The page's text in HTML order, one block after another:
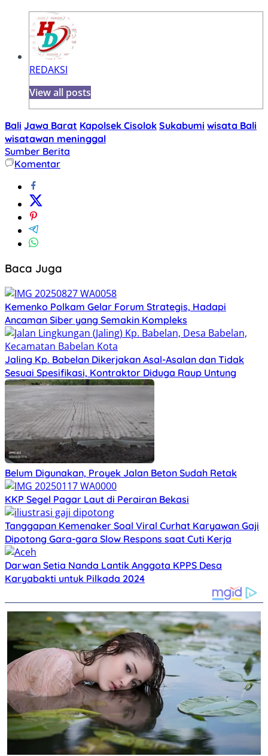
REDAKSI
View all posts
Bali Jawa Barat Kapolsek Cisolok Sukabumi wisata Bali
wisatawan meninggal
Sumber Berita
Komentar
Baca Juga
Kemenko Polkam Gelar Forum Strategis, Hadapi
Ancaman Siber yang Semakin Kompleks
Jaling Kp. Babelan Dikerjakan Asal-Asalan dan Tidak
Sesuai Spesifikasi, Kontraktor Diduga Raup Untung
Belum Digunakan, Proyek Jalan Beton Sudah Retak
KKP Segel Pagar Laut di Perairan Bekasi
Tanggapan Kemenaker Soal Viral Curhat Karyawan Gaji
Dipotong Gara-gara Slow Respons saat Cuti Kerja
Darwan Setia Nanda Lantik Anggota KPPS Desa
Karyabakti untuk Pilkada 2024